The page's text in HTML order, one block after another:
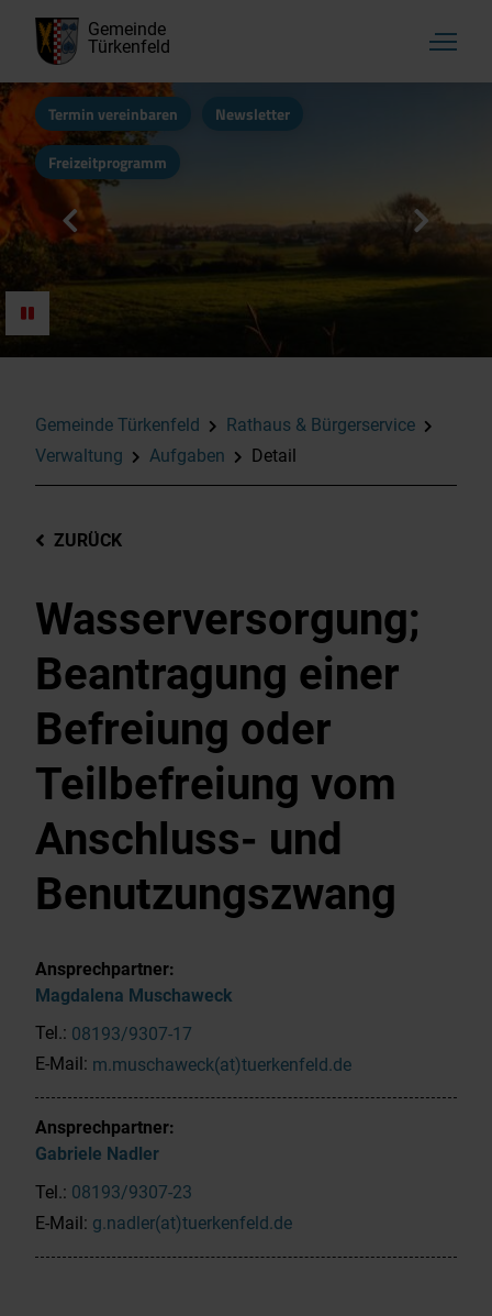
Gemeinde
Türkenfeld
Termin vereinbaren Newsletter
Freizeitprogramm
Gemeinde Türkenfeld
Rathaus & Bürgerservice
Verwaltung
Aufgaben Detail
ZURÜCK
Wasserversorgung;
Beantragung einer
Befreiung oder
Teilbefreiung vom
Anschluss- und
Benutzungszwang
Ansprechpartner:
Magdalena Muschaweck
Tel.: 08193/9307-17
E-Mail: m.muschaweck(at)tuerkenfeld.de
Ansprechpartner:
Gabriele Nadler
Tel.: 08193/9307-23
E-Mail: g.nadler(at)tuerkenfeld.de